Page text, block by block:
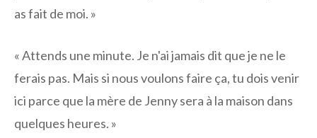
as fait de moi. »
« Attends une minute. Je n'ai jamais dit que je ne le
ferais pas. Mais si nous voulons faire ça, tu dois venir
ici parce que la mère de Jenny sera à la maison dans
quelques heures. »